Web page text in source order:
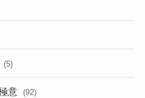
(5)
意 (92)